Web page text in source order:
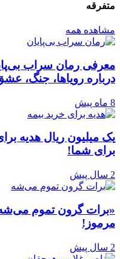
متفرقه
مشاهده همه
معرفی رمان سراب
درباره رویاها، جنگ،
8 ماه پیش
یک میلیون ریال هدیه
برای شما!
2 سال پیش
«برات گرون تموم
مرموز!
2 سال پیش